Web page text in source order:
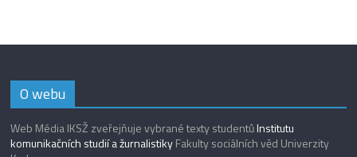
O webu
Web Média IKSŽ zveřejňuje vybrané texty studentůInstitutu
komunikačních studií a žurnalistikyFakulty sociálních věd Univerzity